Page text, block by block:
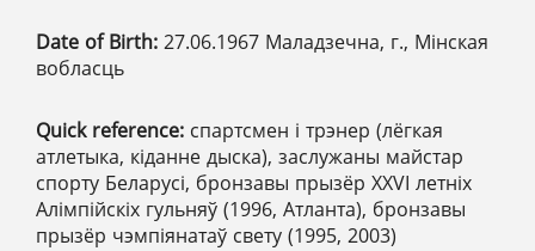
Date of Birth: 27.06.1967 Маладзечна, г., Мінская
вобласць
Quick reference: спартсмен і трэнер (лёгкая
атлетыка, кіданне дыска), заслужаны майстар
спорту Беларусі, бронзавы прызёр ХХVІ летніх
Алімпійскіх гульняў (1996, Атланта), бронзавы
прызёр чэмпіянатаў свету (1995, 2003)